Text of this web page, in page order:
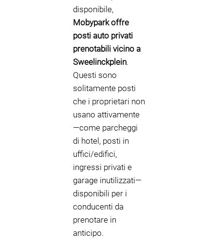
disponibile,
Mobypark offre
posti auto privati
prenotabili vicino a
Sweelinckplein.
Questi sono
solitamente posti
che i proprietari non
usano attivamente
—come parcheggi
di hotel, posti in
uffici/edifici,
ingressi privati e
garage inutilizzati—
disponibili per i
conducenti da
prenotare in
anticipo.